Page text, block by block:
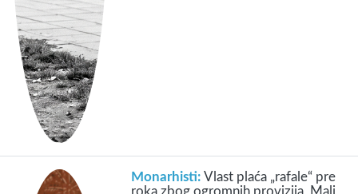
Monarhisti:Vlast plaća „rafale“ pre